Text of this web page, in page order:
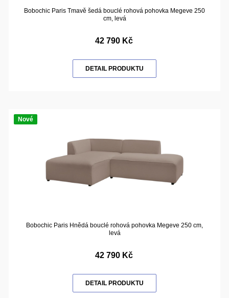
Bobochic Paris Tmavě šedá bouclé rohová pohovka Megeve 250
cm, levá
42 790 Kč
DETAIL PRODUKTU
Nové
Bobochic Paris Hnědá bouclé rohová pohovka Megeve 250 cm,
levá
42 790 Kč
DETAIL PRODUKTU